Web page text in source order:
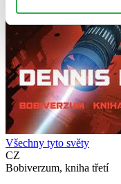
Všechny tyto světy
CZ
Bobiverzum, kniha třetí